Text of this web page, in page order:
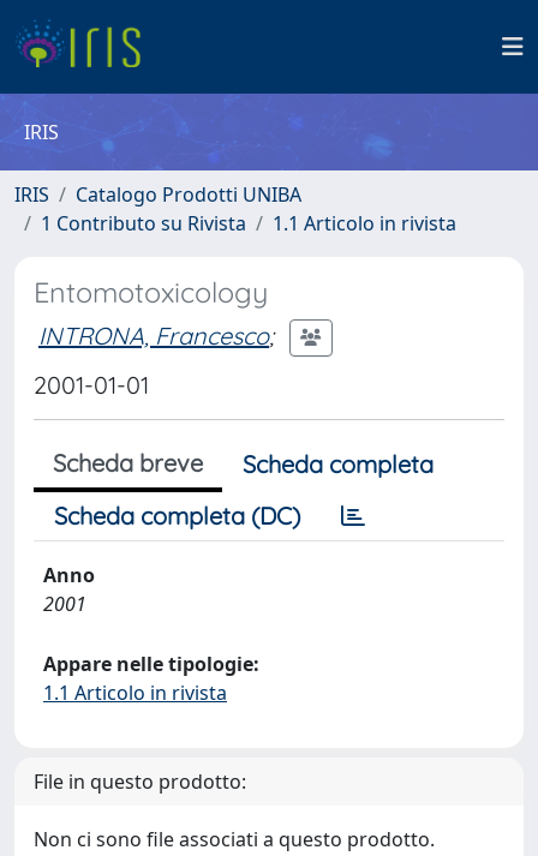
IRIS
IRIS
Catalogo Prodotti UNIBA
1 Contributo su Rivista
1.1 Articolo in rivista
Entomotoxicology
INTRONA, Francesco;
2001-01-01
Scheda breve
Scheda completa
Scheda completa (DC)
Anno
2001
Appare nelle tipologie:
1.1 Articolo in rivista
File in questo prodotto:
Non ci sono file associati a questo prodotto.